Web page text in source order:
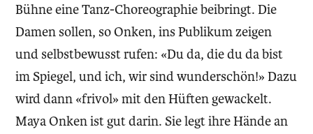
Bühne eine Tanz-Choreographie beibringt. Die
Damen sollen, so Onken, ins Publikum zeigen
und selbstbewusst rufen: «Du da, die du da bist
im Spiegel, und ich, wir sind wunderschön!» Dazu
wird dann «frivol» mit den Hüften gewackelt.
Maya Onken ist gut darin. Sie legt ihre Hände an